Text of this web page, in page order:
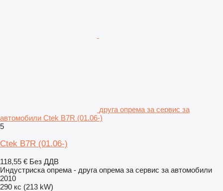
друга опрема за сервис за
автомобили Ctek B7R (01.06-)
5
Ctek B7R (01.06-)
118,55 € Без ДДВ
Индустриска опрема - друга опрема за сервис за автомобили
2010
290 кс (213 kW)